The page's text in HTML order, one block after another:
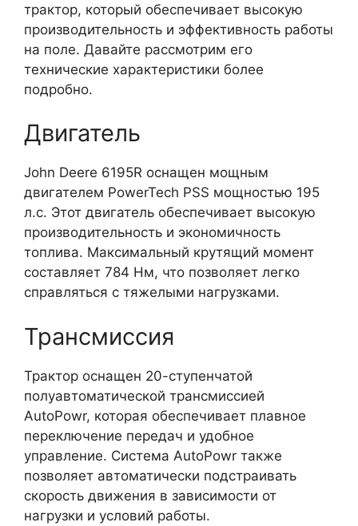
трактор, который обеспечивает высокую
производительность и эффективность работы
на поле. Давайте рассмотрим его
технические характеристики более
подробно.
Двигатель
John Deere 6195R оснащен мощным
двигателем PowerTech PSS мощностью 195
л.с. Этот двигатель обеспечивает высокую
производительность и экономичность
топлива. Максимальный крутящий момент
составляет 784 Нм, что позволяет легко
справляться с тяжелыми нагрузками.
Трансмиссия
Трактор оснащен 20-ступенчатой
полуавтоматической трансмиссией
AutoPowr, которая обеспечивает плавное
переключение передач и удобное
управление. Система AutoPowr также
позволяет автоматически подстраивать
скорость движения в зависимости от
нагрузки и условий работы.